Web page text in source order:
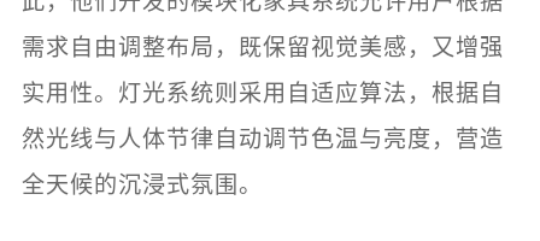
需求自由调整布局，既保留视觉美感，又增强
实用性。灯光系统则采用自适应算法，根据自
然光线与人体节律自动调节色温与亮度，营造
全天候的沉浸式氛围。